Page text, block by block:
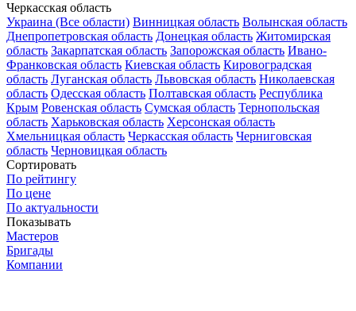
Черкасская область
Украина (Все области) Винницкая область Волынская область
Днепропетровская область Донецкая область Житомирская
область Закарпатская область Запорожская область Ивано-
Франковская область Киевская область Кировоградская
область Луганская область Львовская область Николаевская
область Одесская область Полтавская область Республика
Крым Ровенская область Сумская область Тернопольская
область Харьковская область Херсонская область
Хмельницкая область Черкасская область Черниговская
область Черновицкая область
Сортировать
По рейтингу
По цене
По актуальности
Показывать
Мастеров
Бригады
Компании